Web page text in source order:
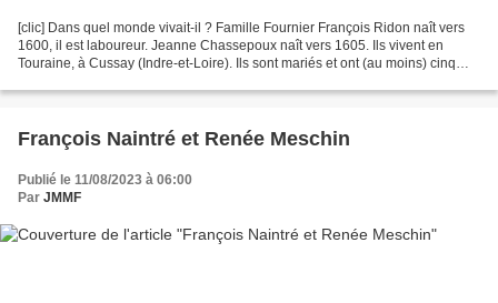
[clic] Dans quel monde vivait-il ? Famille Fournier François Ridon naît vers
1600, il est laboureur. Jeanne Chassepoux naît vers 1605. Ils vivent en
Touraine, à Cussay (Indre-et-Loire). Ils sont mariés et ont (au moins) cinq
François Naintré et Renée Meschin
Publié le 11/08/2023 à 06:00
Par JMMF